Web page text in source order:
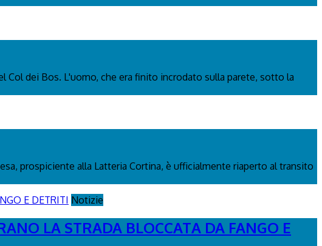
Col dei Bos. L'uomo, che era finito incrodato sulla parete, sotto la
prospiciente alla Latteria Cortina, è ufficialmente riaperto al transito
Notizie
LA STRADA BLOCCATA DA FANGO E